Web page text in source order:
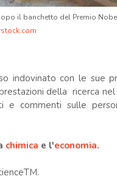
il banchetto del Premio
indovinato con le sue
della ricerca
e commenti sulle
chimica e l'economia.